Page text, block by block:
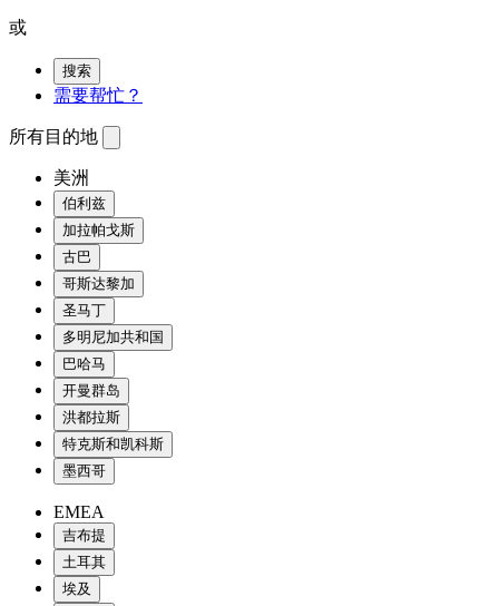
或
搜索
需要帮忙？
所有目的地
美洲
伯利兹
加拉帕戈斯
古巴
哥斯达黎加
圣马丁
多明尼加共和国
巴哈马
开曼群岛
洪都拉斯
特克斯和凯科斯
墨西哥
EMEA
吉布提
土耳其
埃及